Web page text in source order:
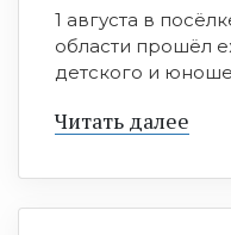
1 августа в
области прошёл
детского и
Читать далее